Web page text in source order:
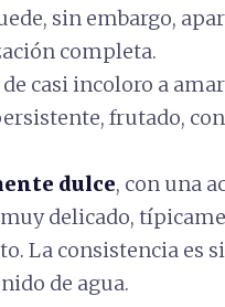
sin embargo,
completa.
de casi incoloro a
frutado,
dulce, con una
delicado,
La consistencia es
de agua.